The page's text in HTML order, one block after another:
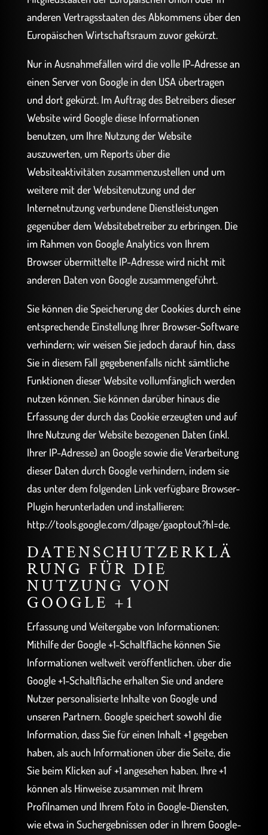
anderen Vertragsstaaten des Abkommens über den
Europäischen Wirtschaftsraum zuvor gekürzt.
Nur in Ausnahmefällen wird die volle IP-Adresse an
einen Server von Google in den USA übertragen
und dort gekürzt. Im Auftrag des Betreibers dieser
Website wird Google diese Informationen
benutzen, um Ihre Nutzung der Website
auszuwerten, um Reports über die
Websiteaktivitäten zusammenzustellen und um
weitere mit der Websitenutzung und der
Internetnutzung verbundene Dienstleistungen
gegenüber dem Websitebetreiber zu erbringen. Die
im Rahmen von Google Analytics von Ihrem
Browser übermittelte IP-Adresse wird nicht mit
anderen Daten von Google zusammengeführt.
Sie können die Speicherung der Cookies durch eine
entsprechende Einstellung Ihrer Browser-Software
verhindern; wir weisen Sie jedoch darauf hin, dass
Sie in diesem Fall gegebenenfalls nicht sämtliche
Funktionen dieser Website vollumfänglich werden
nutzen können. Sie können darüber hinaus die
Erfassung der durch das Cookie erzeugten und auf
Ihre Nutzung der Website bezogenen Daten (inkl.
Ihrer IP-Adresse) an Google sowie die Verarbeitung
dieser Daten durch Google verhindern, indem sie
das unter dem folgenden Link verfügbare Browser-
Plugin herunterladen und installieren:
http://tools.google.com/dlpage/gaoptout?hl=de.
DATENSCHUTZERKLÄ
RUNG FÜR DIE
NUTZUNG VON
GOOGLE +1
Erfassung und Weitergabe von Informationen:
Mithilfe der Google +1-Schaltfläche können Sie
Informationen weltweit veröffentlichen. über die
Google +1-Schaltfläche erhalten Sie und andere
Nutzer personalisierte Inhalte von Google und
unseren Partnern. Google speichert sowohl die
Information, dass Sie für einen Inhalt +1 gegeben
haben, als auch Informationen über die Seite, die
Sie beim Klicken auf +1 angesehen haben. Ihre +1
können als Hinweise zusammen mit Ihrem
Profilnamen und Ihrem Foto in Google-Diensten,
wie etwa in Suchergebnissen oder in Ihrem Google-